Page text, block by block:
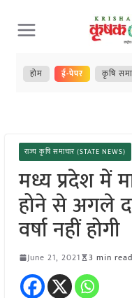
Skip
to
content
होम ई-पेपर कृषि
राज्य कृषि समाचार (STATE NEWS)
मध्य प्रदेश में
होने से अगले
वर्षा नहीं होगी
June 21, 2021 3 min read